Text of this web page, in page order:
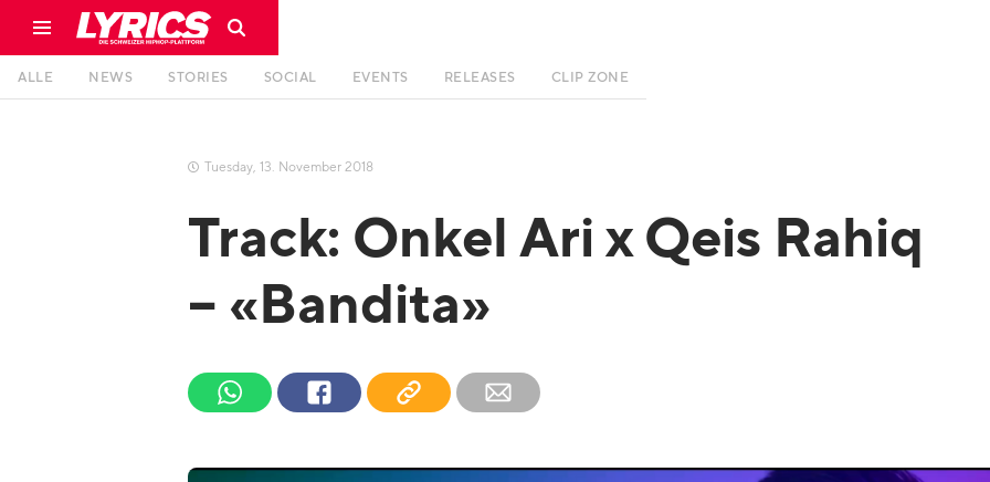
ALLE NEWS STORIES SOCIAL EVENTS RELEASES CLIP ZONE
 Tuesday, 13. November 2018
Track: Onkel Ari x Qeis Rahiq
– «Bandita»